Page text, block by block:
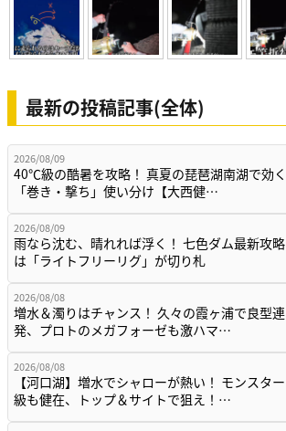
最新の投稿記事(全体)
2026/08/09
40℃級の酷暑を攻略！ 真夏の琵琶湖南湖で効く
「巻き・撃ち」使い分け【大西健…
2026/08/09
雨なら沈む、晴れれば浮く！ 七色ダム最新攻略
は「ライトフリーリグ」が切り札
2026/08/08
増水＆濁りはチャンス！ 久々の霞ヶ浦で良型連
発、プロトのメガフォーゼも激ハマ…
2026/08/08
【河口湖】増水でシャローが熱い！ モンスター
級も健在、トップ＆サイトで狙え！…